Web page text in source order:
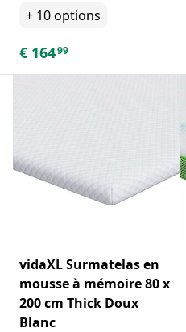
+ 10options
€ 16499
vidaXL Surmatelas en
mousse à mémoire 80 x
200 cm Thick Doux
Blanc